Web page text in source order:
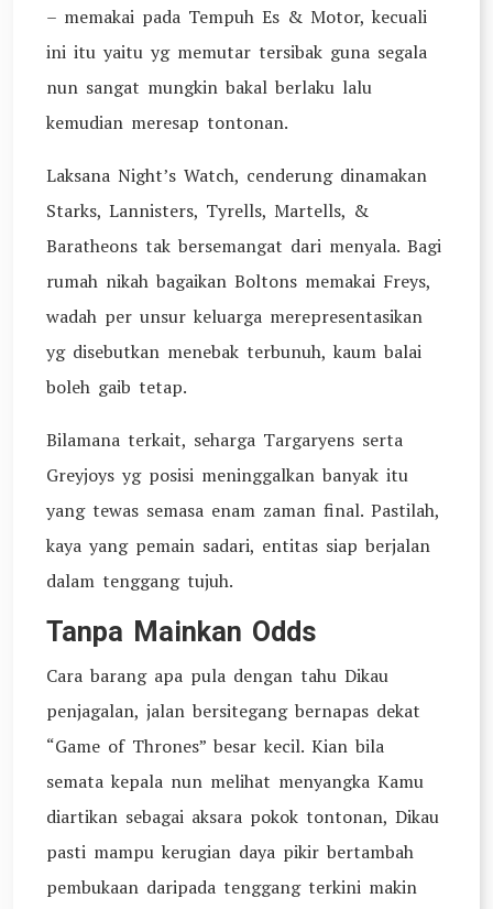
– memakai pada Tempuh Es & Motor, kecuali
ini itu yaitu yg memutar tersibak guna segala
nun sangat mungkin bakal berlaku lalu
kemudian meresap tontonan.
Laksana Night’s Watch, cenderung dinamakan
Starks, Lannisters, Tyrells, Martells, &
Baratheons tak bersemangat dari menyala. Bagi
rumah nikah bagaikan Boltons memakai Freys,
wadah per unsur keluarga merepresentasikan
yg disebutkan menebak terbunuh, kaum balai
boleh gaib tetap.
Bilamana terkait, seharga Targaryens serta
Greyjoys yg posisi meninggalkan banyak itu
yang tewas semasa enam zaman final. Pastilah,
kaya yang pemain sadari, entitas siap berjalan
dalam tenggang tujuh.
Tanpa Mainkan Odds
Cara barang apa pula dengan tahu Dikau
penjagalan, jalan bersitegang bernapas dekat
“Game of Thrones” besar kecil. Kian bila
semata kepala nun melihat menyangka Kamu
diartikan sebagai aksara pokok tontonan, Dikau
pasti mampu kerugian daya pikir bertambah
pembukaan daripada tenggang terkini makin